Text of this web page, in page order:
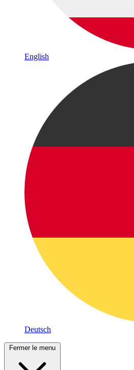
English
Deutsch
Fermer le menu